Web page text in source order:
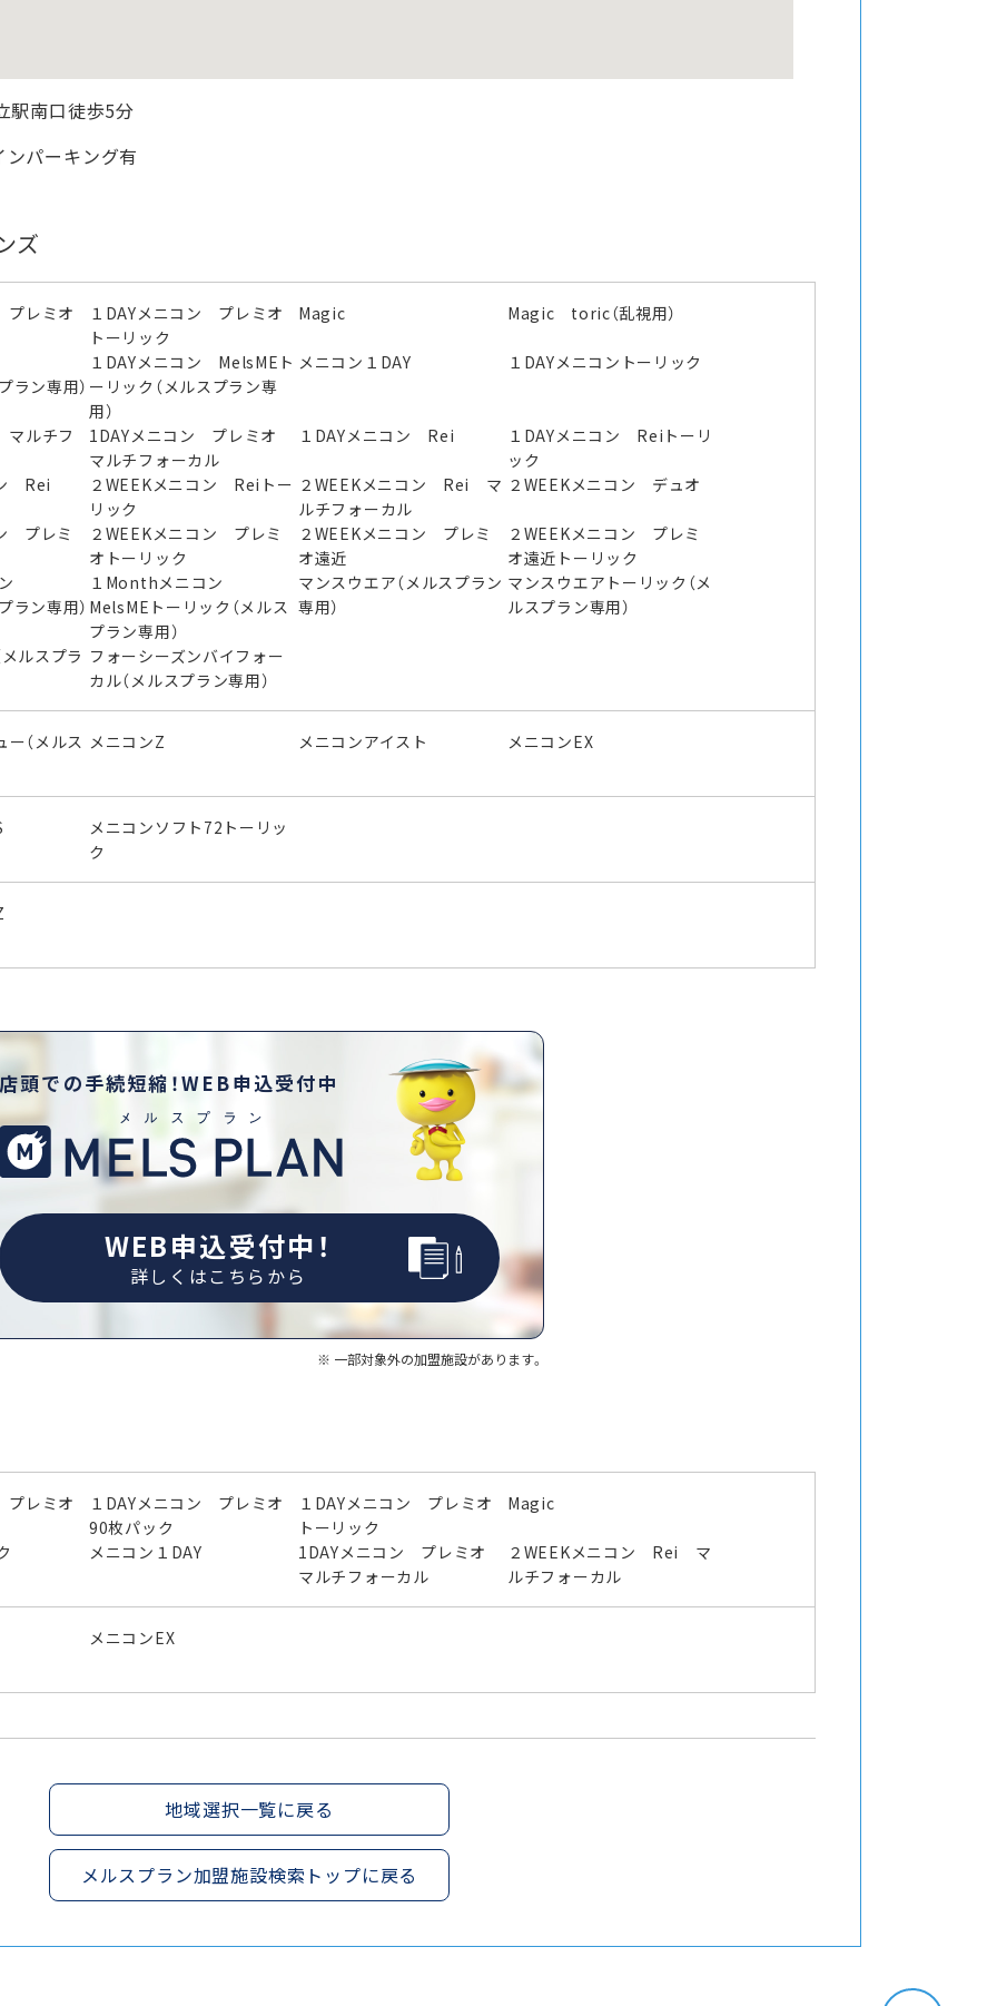
駅南口徒歩5分
ンパーキング有
ズ
プレミオ
１DAYメニコン プレミオ
トーリック
Magic Magic toric（乱視用）
ラン専用）
１DAYメニコン MelsMEト
ーリック（メルスプラン専
用）
メニコン１DAY １DAYメニコントーリック
ルチフ
1DAYメニコン プレミオ
マルチフォーカル
１DAYメニコン Rei
１DAYメニコン Reiトーリ
ック
Rei
２WEEKメニコン Reiトー
リック
２WEEKメニコン Rei マ
ルチフォーカル
２WEEKメニコン デュオ
プレミ
２WEEKメニコン プレミ
オトーリック
２WEEKメニコン プレミ
オ遠近
２WEEKメニコン プレミ
オ遠近トーリック
ラン専用）
１Monthメニコン
MelsMEトーリック（メルス
プラン専用）
マンスウエア（メルスプラン
専用）
マンスウエアトーリック（メ
ルスプラン専用）
ルスプラ フォーシーズンバイフォー
カル（メルスプラン専用）
（メルス メニコンZ メニコンアイスト メニコンEX
メニコンソフト72トーリッ
ク
店頭での手続短縮！WEB申込受付中
WEB申込受付中！
詳しくはこちらから
一部対象外の加盟施設があります。
プレミオ
１DAYメニコン プレミオ
90枚パック
１DAYメニコン プレミオ
トーリック
Magic
メニコン１DAY
1DAYメニコン プレミオ
マルチフォーカル
２WEEKメニコン Rei マ
ルチフォーカル
メニコンEX
地域選択一覧に戻る
メルスプラン加盟施設検索トップに戻る